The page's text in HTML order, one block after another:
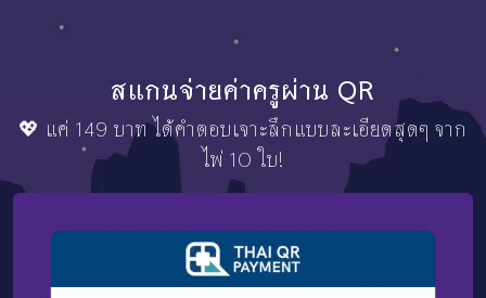
สแกนจ่ายค่าครูผ่าน QR
💖 แค่ 149 บาท ได้คำตอบเจาะลึกแบบละเอียดสุดๆ จาก
ไพ่ 10 ใบ!